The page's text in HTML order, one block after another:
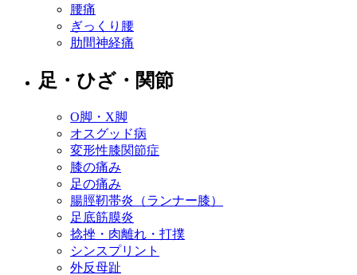
腰痛
ぎっくり腰
肋間神経痛
足・ひざ・関節
O脚・X脚
オスグッド病
変形性膝関節症
膝の痛み
足の痛み
腸脛靭帯炎（ランナー膝）
足底筋膜炎
捻挫・肉離れ・打撲
シンスプリント
外反母趾